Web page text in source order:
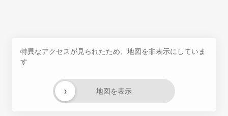
特異なアクセスが見られたため、地図を非表示にしていま
す
地図を表示
›